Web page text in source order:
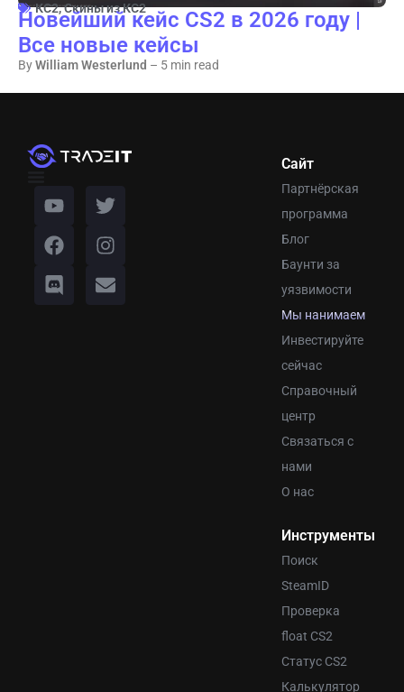
КС2,Скины из КС2
Новейший кейс CS2 в 2026 году |
Все новые кейсы
ByWilliam Westerlund – 5 min read
Сайт
Партнёрская
программа
Блог
Баунти за
уязвимости
Мы нанимаем
Инвестируйте
сейчас
Справочный
центр
Связаться с
нами
О нас
Инструменты
Поиск
SteamID
Проверка
float CS2
Статус CS2
Калькулятор